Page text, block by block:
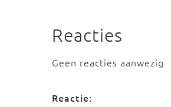
Reacties
Geen reacties aanwezig
Reactie: